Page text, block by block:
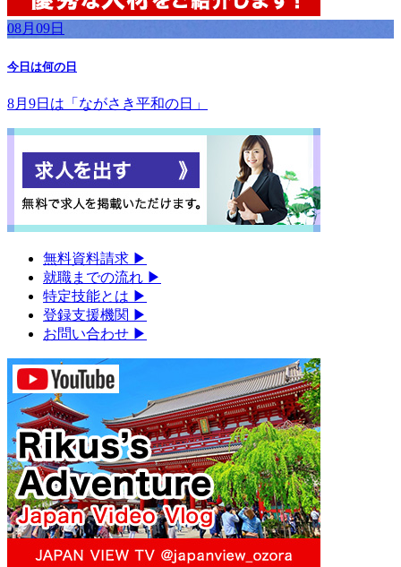
08月09日
今日は何の日
8月9日は「ながさき平和の日」
無料資料請求 ▶︎
就職までの流れ ▶︎
特定技能とは ▶︎
登録支援機関 ▶︎
お問い合わせ ▶︎